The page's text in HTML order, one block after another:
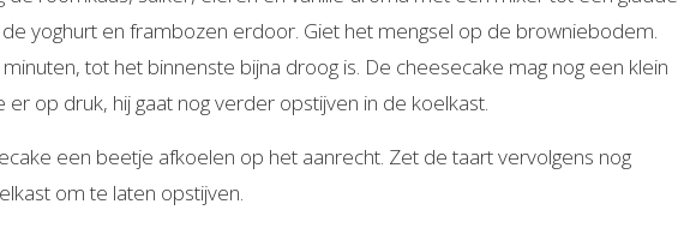
de yoghurt en frambozen erdoor. Giet het mengsel op de browniebodem.
tot het binnenste bijna droog is. De cheesecake mag nog een klein
er op druk, hij gaat nog verder opstijven in de koelkast.
een beetje afkoelen op het aanrecht. Zet de taart vervolgens nog
om te laten opstijven.